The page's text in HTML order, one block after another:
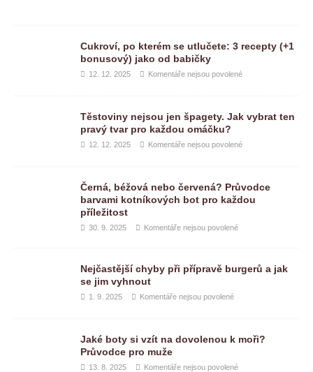
Cukroví, po kterém se utlučete: 3 recepty (+1
bonusový) jako od babičky
12. 12. 2025 Komentáře nejsou povolené
Těstoviny nejsou jen špagety. Jak vybrat ten
pravý tvar pro každou omáčku?
12. 12. 2025 Komentáře nejsou povolené
Černá, béžová nebo červená? Průvodce
barvami kotníkových bot pro každou
příležitost
30. 9. 2025 Komentáře nejsou povolené
Nejčastější chyby při přípravě burgerů a jak
se jim vyhnout
1. 9. 2025 Komentáře nejsou povolené
Jaké boty si vzít na dovolenou k moři?
Průvodce pro muže
13. 8. 2025 Komentáře nejsou povolené